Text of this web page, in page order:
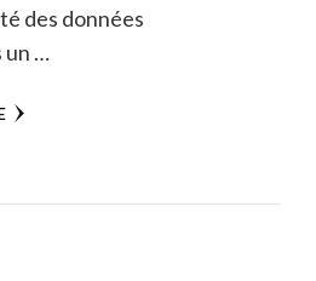
des données
un …